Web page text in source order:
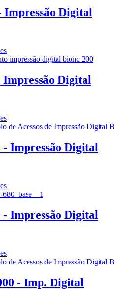
Impressão Digital
Digital
- Impressão Digital
- Impressão Digital
- Imp. Digital